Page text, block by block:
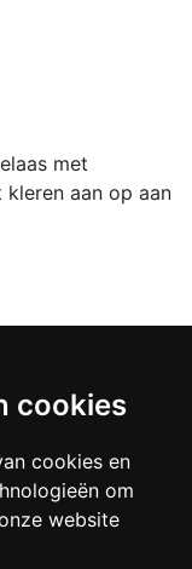
cookies
cookies en
om
website
met
aan op aan